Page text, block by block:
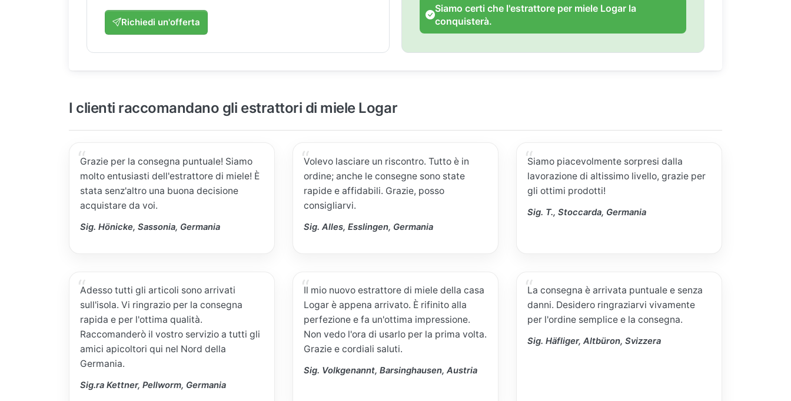
Richiedi un'offerta
Siamo certi che l'estrattore per miele Logar la
conquisterà.
I clienti raccomandano gli estrattori di miele Logar
Grazie per la consegna puntuale! Siamo
molto entusiasti dell'estrattore di miele! È
stata senz'altro una buona decisione
acquistare da voi.
Sig. Hönicke, Sassonia, Germania
Volevo lasciare un riscontro. Tutto è in
ordine; anche le consegne sono state
rapide e affidabili. Grazie, posso
consigliarvi.
Sig. Alles, Esslingen, Germania
Siamo piacevolmente sorpresi dalla
lavorazione di altissimo livello, grazie per
gli ottimi prodotti!
Sig. T., Stoccarda, Germania
Adesso tutti gli articoli sono arrivati
sull'isola. Vi ringrazio per la consegna
rapida e per l'ottima qualità.
Raccomanderò il vostro servizio a tutti gli
amici apicoltori qui nel Nord della
Germania.
Sig.ra Kettner, Pellworm, Germania
Il mio nuovo estrattore di miele della casa
Logar è appena arrivato. È rifinito alla
perfezione e fa un'ottima impressione.
Non vedo l'ora di usarlo per la prima volta.
Grazie e cordiali saluti.
Sig. Volkgenannt, Barsinghausen, Austria
La consegna è arrivata puntuale e senza
danni. Desidero ringraziarvi vivamente
per l'ordine semplice e la consegna.
Sig. Häfliger, Altbüron, Svizzera